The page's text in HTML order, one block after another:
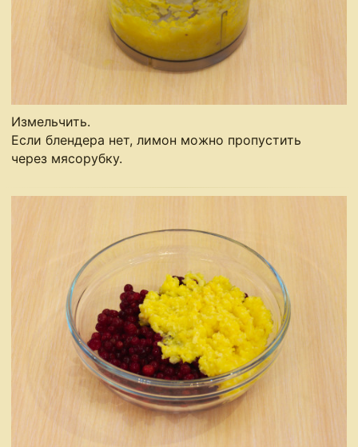
Измельчить.
Если блендера нет, лимон можно пропустить
через мясорубку.